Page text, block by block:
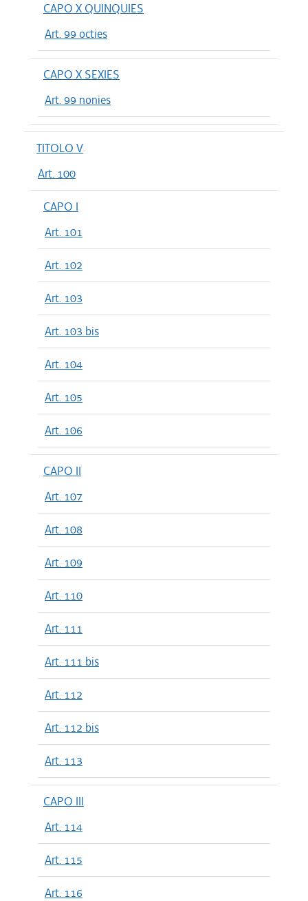
CAPO X QUINQUIES
Art. 99 octies
CAPO X SEXIES
Art. 99 nonies
TITOLO V
Art. 100
CAPO I
Art. 101
Art. 102
Art. 103
Art. 103 bis
Art. 104
Art. 105
Art. 106
CAPO II
Art. 107
Art. 108
Art. 109
Art. 110
Art. 111
Art. 111 bis
Art. 112
Art. 112 bis
Art. 113
CAPO III
Art. 114
Art. 115
Art. 116